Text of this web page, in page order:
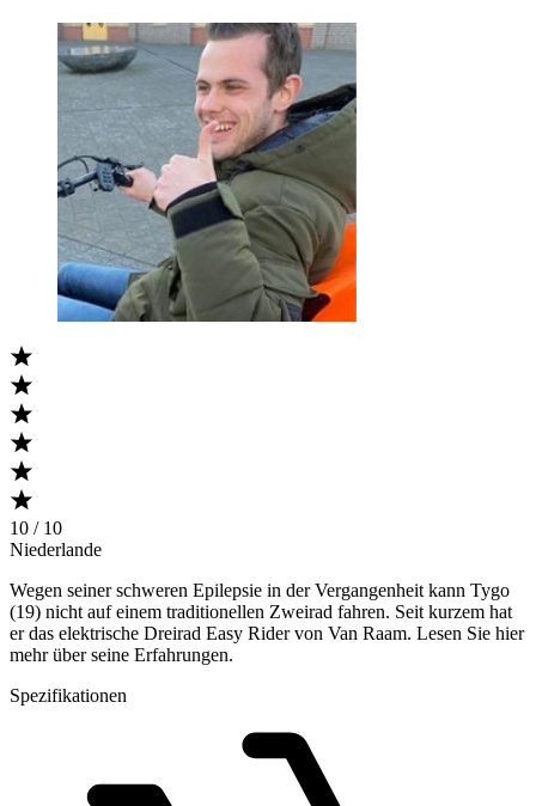
10 / 10
Niederlande
Wegen seiner schweren Epilepsie in der Vergangenheit kann Tygo
(19) nicht auf einem traditionellen Zweirad fahren. Seit kurzem hat
er das elektrische Dreirad Easy Rider von Van Raam. Lesen Sie hier
mehr über seine Erfahrungen.
Spezifikationen